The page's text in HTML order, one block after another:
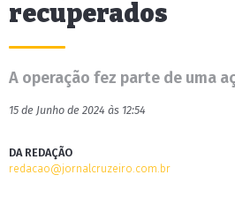
recuperados
A operação fez parte de uma
15 de Junho de 2024 às 12:54
DA REDAÇÃO
redacao@jornalcruzeiro.com.br